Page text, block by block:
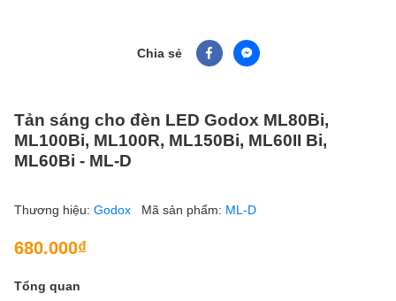
Chia sẻ
Tản sáng cho đèn LED Godox ML80Bi,
ML100Bi, ML100R, ML150Bi, ML60II Bi,
ML60Bi - ML-D
Thương hiệu: Godox Mã sản phẩm: ML-D
680.000₫
Tổng quan